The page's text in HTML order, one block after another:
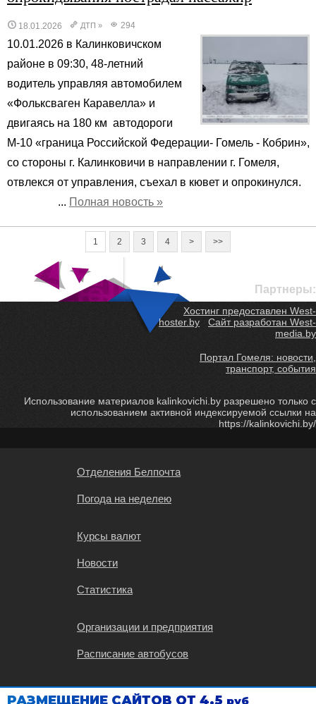
РАЗМЕЩЕНИЕ САЙТОВ ОТ 4,5 руб
18.01.2026 ДТП » 294
10.01.2026 в Калинковичском
районе в 09:30, 48-летний
водитель управляя автомобилем
«Фольксваген Каравелла» и
двигаясь на 180 км автодороги
М-10 «граница Российской Федерации- Гомель - Кобрин»,
со стороны г. Калинковичи в направлении г. Гомеля,
отвлекся от управления, съехал в кювет и опрокинулся.
... Полная новость »
1 2 3 4 > >>
Партнеры:
Хостинг предоставлен West-
hoster.by
Сайт разработан West-
media.by
Портал Гомеля: новости,
транспорт, события
Использование материалов kalinkovichi.by разрешено только с
использованием активной индексируемой ссылки на
https://kalinkovichi.by/
Отделения Белпочта
Погода на неделею
Курсы валют
Новости
Статистика
Организации и предприятия
Расписание автобусов
Карта Калинковичей